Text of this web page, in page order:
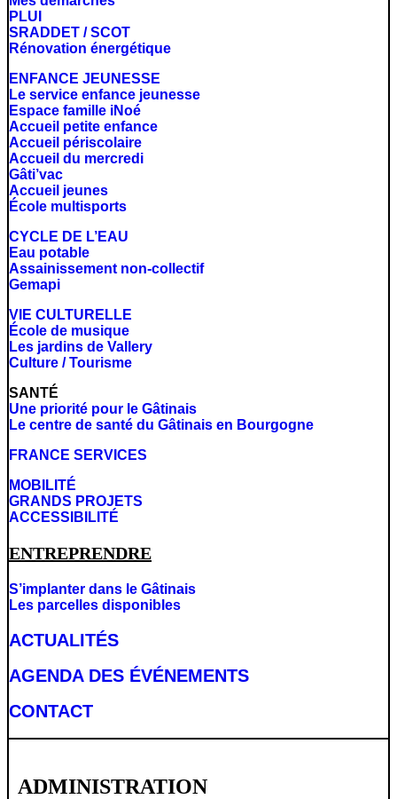
PLUI
SRADDET / SCOT
Rénovation énergétique
ENFANCE JEUNESSE
Le service enfance jeunesse
Espace famille iNoé
Accueil petite enfance
Accueil périscolaire
Accueil du mercredi
Gâti’vac
Accueil jeunes
École multisports
CYCLE DE L’EAU
Eau potable
Assainissement non-collectif
Gemapi
VIE CULTURELLE
École de musique
Les jardins de Vallery
Culture / Tourisme
SANTÉ
Une priorité pour le Gâtinais
Le centre de santé du Gâtinais en Bourgogne
FRANCE SERVICES
MOBILITÉ
GRANDS PROJETS
ACCESSIBILITÉ
ENTREPRENDRE
S’implanter dans le Gâtinais
Les parcelles disponibles
ACTUALITÉS
AGENDA DES ÉVÉNEMENTS
CONTACT
ADMINISTRATION